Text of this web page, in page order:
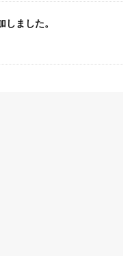
ました。